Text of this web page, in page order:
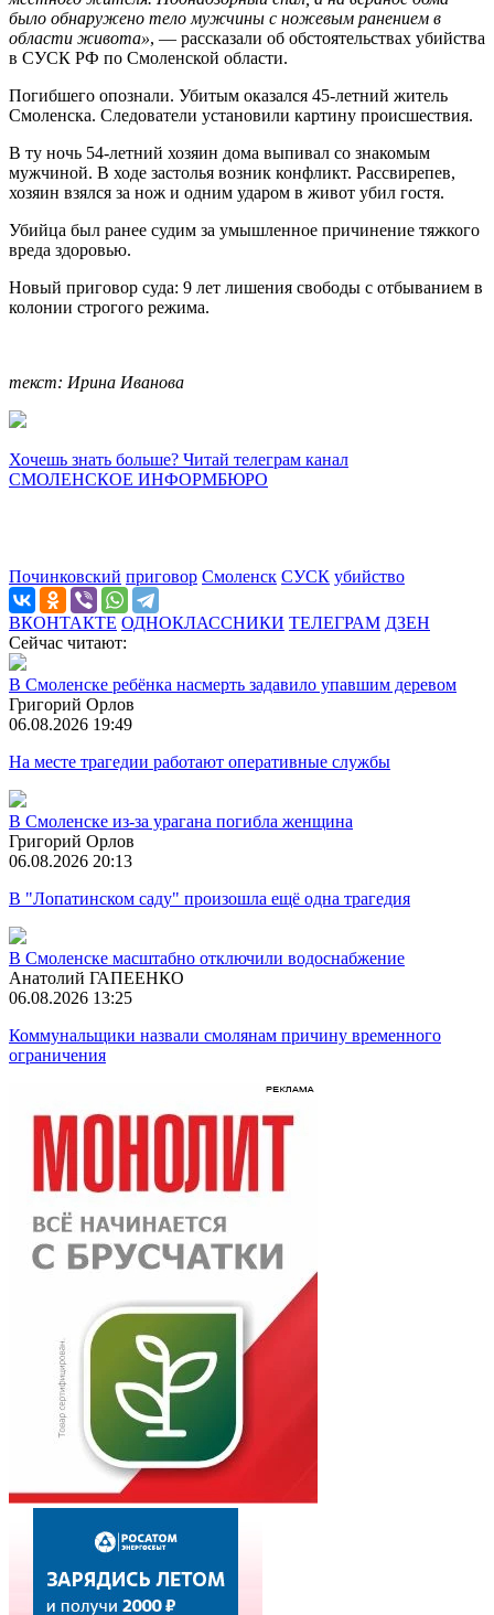
было обнаружено тело мужчины с ножевым ранением в
области живота», — рассказали об обстоятельствах убийства
в СУСК РФ по Смоленской области.
Погибшего опознали. Убитым оказался 45-летний житель
Смоленска. Следователи установили картину происшествия.
В ту ночь 54-летний хозяин дома выпивал со знакомым
мужчиной. В ходе застолья возник конфликт. Рассвирепев,
хозяин взялся за нож и одним ударом в живот убил гостя.
Убийца был ранее судим за умышленное причинение тяжкого
вреда здоровью.
Новый приговор суда: 9 лет лишения свободы с отбыванием в
колонии строгого режима.
текст: Ирина Иванова
Хочешь знать больше? Читай телеграм канал
СМОЛЕНСКОЕ ИНФОРМБЮРО
Починковский приговор Смоленск СУСК убийство
ВКОНТАКТЕ ОДНОКЛАССНИКИ ТЕЛЕГРАМ ДЗЕН
Сейчас читают:
В Смоленске ребёнка насмерть задавило упавшим деревом
Григорий Орлов
06.08.2026 19:49
На месте трагедии работают оперативные службы
В Смоленске из-за урагана погибла женщина
Григорий Орлов
06.08.2026 20:13
В "Лопатинском саду" произошла ещё одна трагедия
В Смоленске масштабно отключили водоснабжение
Анатолий ГАПЕЕНКО
06.08.2026 13:25
Коммунальщики назвали смолянам причину временного
ограничения